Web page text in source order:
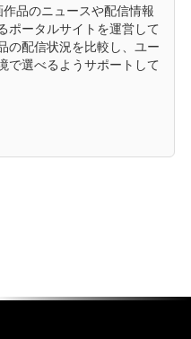
品のニュースや配信情報
ポータルサイトを運営して
の配信状況を比較し、ユー
で選べるようサポートして